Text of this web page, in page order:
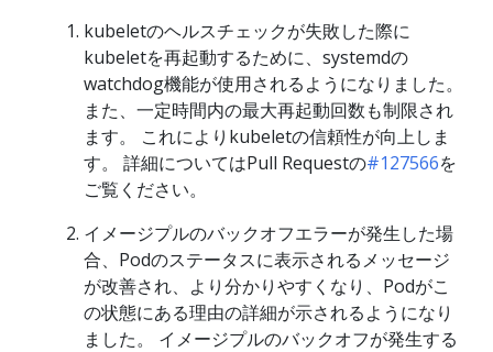
kubeletのヘルスチェックが失敗した際に
kubeletを再起動するために、systemdの
watchdog機能が使用されるようになりました。
また、一定時間内の最大再起動回数も制限され
ます。 これによりkubeletの信頼性が向上しま
す。 詳細についてはPull Requestの#127566を
ご覧ください。
イメージプルのバックオフエラーが発生した場
合、Podのステータスに表示されるメッセージ
が改善され、より分かりやすくなり、Podがこ
の状態にある理由の詳細が示されるようになり
ました。 イメージプルのバックオフが発生する